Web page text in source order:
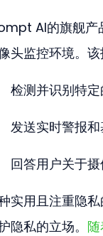
AI的旗舰产
头监控环境。该
检测并识别特
发送实时警报
回答用户关于
实用且注重隐
隐私的立场。